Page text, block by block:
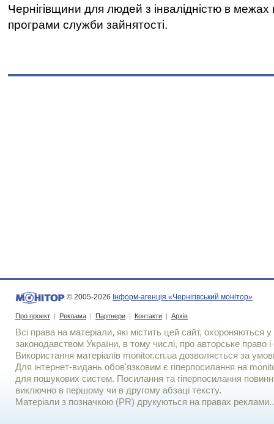
Чернігівщини для людей з інвалідністю в межах
програми служби зайнятості.
© 2005-2026 Інформ-агенція «Чернігівський монітор»
Про проект | Реклама | Партнери | Контакти | Архів
Всі права на матеріали, які містить цей сайт, охороняються у
законодавством України, в тому числі, про авторське право і
Використання матерiалiв monitor.cn.ua дозволяється за
Для iнтернет-видань обов'язковим є гiперпосилання на
для пошукових систем. Посилання та гіперпосилання
виключно в першому чи в другому абзаці тексту.
Матеріали з позначкою (PR) друкуються на правах реклами..